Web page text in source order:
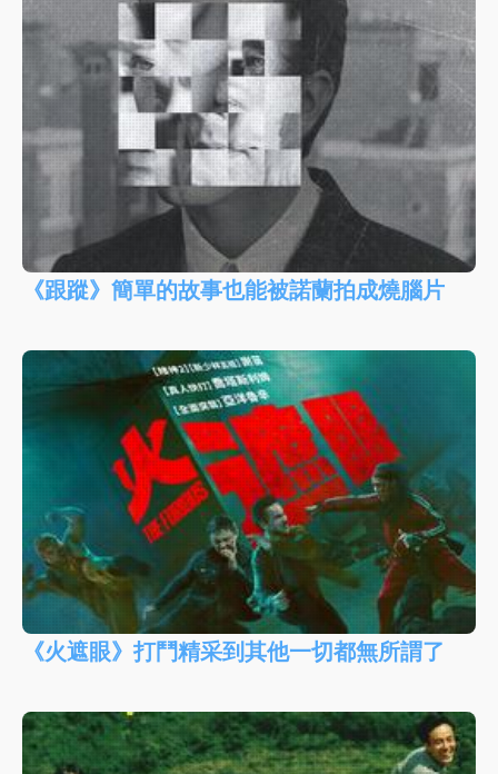
《跟蹤》簡單的故事也能被諾蘭拍成燒腦片
《火遮眼》打鬥精采到其他一切都無所謂了